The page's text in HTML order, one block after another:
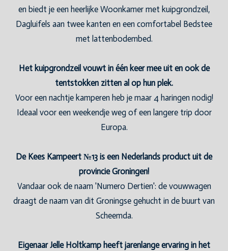
en biedt je een heerlijke Woonkamer met kuipgrondzeil,
Dagluifels aan twee kanten en een comfortabel Bedstee
met lattenbodembed.
Het kuipgrondzeil vouwt in één keer mee uit en ook de
tentstokken zitten al op hun plek.
Voor een nachtje kamperen heb je maar 4 haringen nodig!
Ideaal voor een weekendje weg of een langere trip door
Europa.
De Kees Kampeert №13 is een Nederlands product uit de
provincie Groningen!
Vandaar ook de naam 'Numero Dertien': de vouwwagen
draagt de naam van dit Groningse gehucht in de buurt van
Scheemda.
Eigenaar Jelle Holtkamp heeft jarenlange ervaring in het